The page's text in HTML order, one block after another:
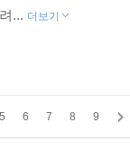
... 더보기
5 6 7 8 9